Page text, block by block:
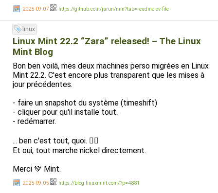
2025-09-07 https://github.com/jarun/nnn?tab=readme-ov-file
linux
Linux Mint 22.2 “Zara” released! – The Linux
Mint Blog
Bon ben voilà, mes deux machines perso migrées en Linux
Mint 22.2. C'est encore plus transparent que les mises à
jour précédentes.
- faire un snapshot du système (timeshift)
- cliquer pour qu'il installe tout.
- redémarrer.
... ben c'est tout, quoi. 🤷‍♂️
Et oui, tout marche nickel directement.
Merci 💚 Mint.
2025-09-05 https://blog.linuxmint.com/?p=4881